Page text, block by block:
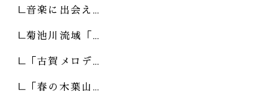
音楽に出会え…
菊池川流域「…
「古賀メロデ…
「春の木葉山…